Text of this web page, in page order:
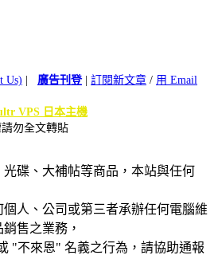
Us) 廣告刊登| 訂閱新文章 / 用 Email
VPS 日本主機
勿全文轉貼
碟、大補帖等商品，本站與任何
人、公司或第三者承辦任何電腦維
售之業務，
"不來恩" 名義之行為，請協助通報